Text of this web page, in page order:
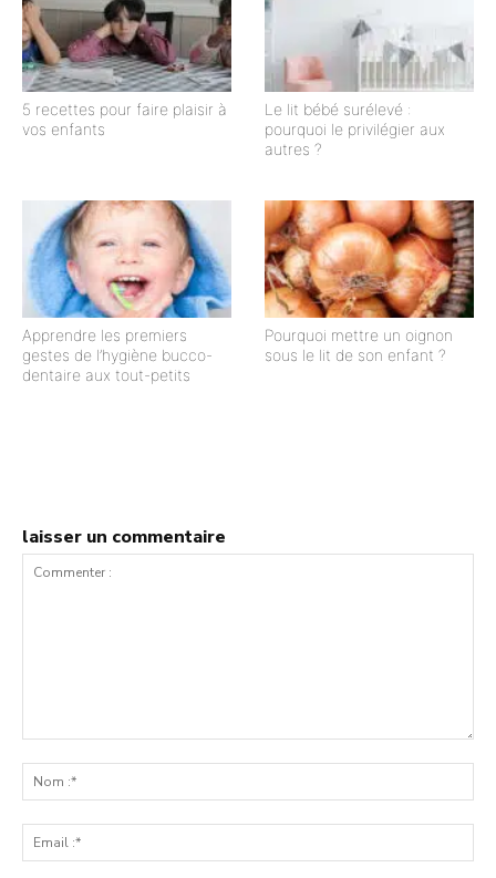
5 recettes pour faire plaisir à
vos enfants
Le lit bébé surélevé :
pourquoi le privilégier aux
autres ?
Apprendre les premiers
gestes de l’hygiène bucco-
dentaire aux tout-petits
Pourquoi mettre un oignon
sous le lit de son enfant ?
laisser un commentaire
:*
:*